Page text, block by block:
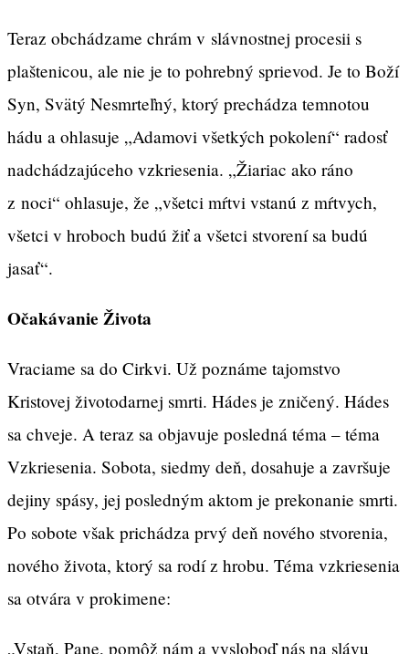
Teraz obchádzame chrám v slávnostnej procesii s
plaštenicou, ale nie je to pohrebný sprievod. Je to Boží
Syn, Svätý Nesmrteľný, ktorý prechádza temnotou
hádu a ohlasuje „Adamovi všetkých pokolení“ radosť
nadchádzajúceho vzkriesenia. „Žiariac ako ráno
z noci“ ohlasuje, že „všetci mŕtvi vstanú z mŕtvych,
všetci v hroboch budú žiť a všetci stvorení sa budú
jasať“.
Očakávanie Života
Vraciame sa do Cirkvi. Už poznáme tajomstvo
Kristovej životodarnej smrti. Hádes je zničený. Hádes
sa chveje. A teraz sa objavuje posledná téma – téma
Vzkriesenia. Sobota, siedmy deň, dosahuje a završuje
dejiny spásy, jej posledným aktom je prekonanie smrti.
Po sobote však prichádza prvý deň nového stvorenia,
nového života, ktorý sa rodí z hrobu. Téma vzkriesenia
sa otvára v prokimene:
„Vstaň, Pane, pomôž nám a vysloboď nás na slávu